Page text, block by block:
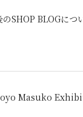
のSHOP BLOGにつ
Masuko